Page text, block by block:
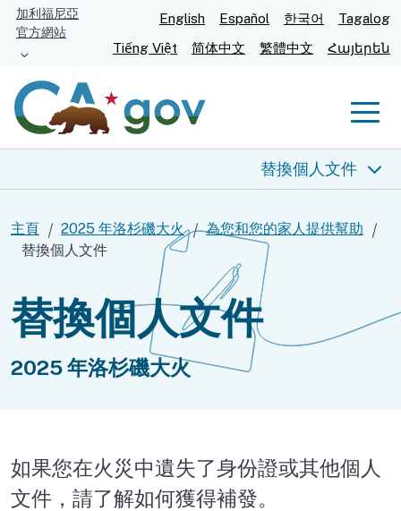
跳
主
內
加利福尼亞
官方網站
English Español 한국어
Tagalog
Tiếng Việt
简体中文 繁體中文 Հայերեն
替換個人文件
2025 年洛杉磯大火
食物和住所
更換文件
主頁 2025 年洛杉磯大火
為您和您的家人提供幫助
替換個人文件
替換個人文件
2025 年洛杉磯大火
如果您在火災中遺失了身份證或其他個人
文件，請了解如何獲得補發。